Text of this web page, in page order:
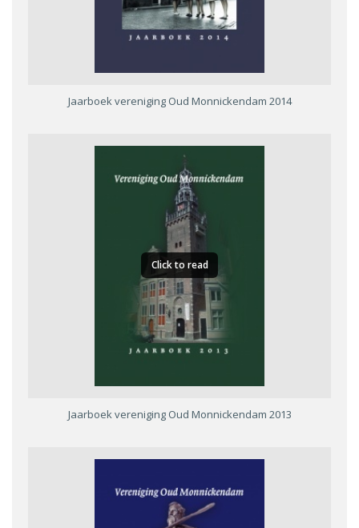
Jaarboek vereniging Oud Monnickendam 2014
Click to read
Jaarboek vereniging Oud Monnickendam 2013